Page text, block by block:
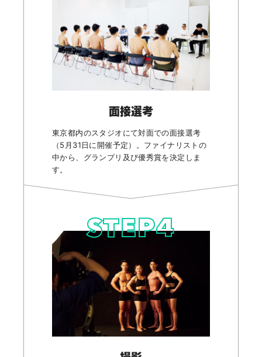
面接選考
東京都内のスタジオにて対面での面接選考
（5月31日に開催予定）。ファイナリストの
中から、グランプリ及び優秀賞を決定しま
す。
STEP4